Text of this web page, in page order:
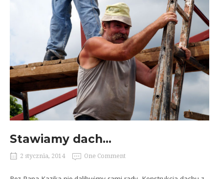
Stawiamy dach…
2 stycznia, 2014 One Comment